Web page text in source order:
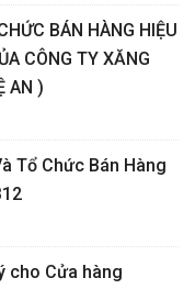
BÁN HÀNG HIỆU
CÔNG TY XĂNG
AN )
Tổ Chức Bán Hàng
cho Cửa hàng